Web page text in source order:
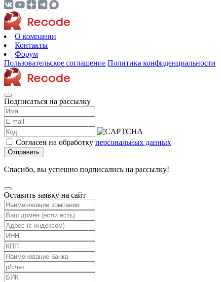
О компании
Контакты
Форум
Пользовательское соглашение Политика конфиденциальности
Подписаться на рассылку
Согласен на обработку персональных данных
Отправить
Спасибо, вы успешно подписались на рассылку!
Оставить заявку на сайт